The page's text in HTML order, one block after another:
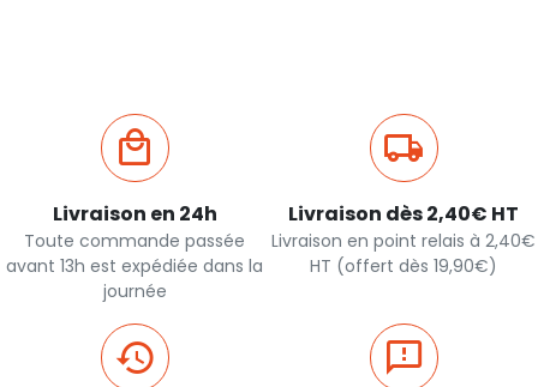
Livraison en 24h
Toute commande passée
avant 13h est expédiée dans la
journée
Livraison dès 2,40€ HT
Livraison en point relais à 2,40€
HT (offert dès 19,90€)